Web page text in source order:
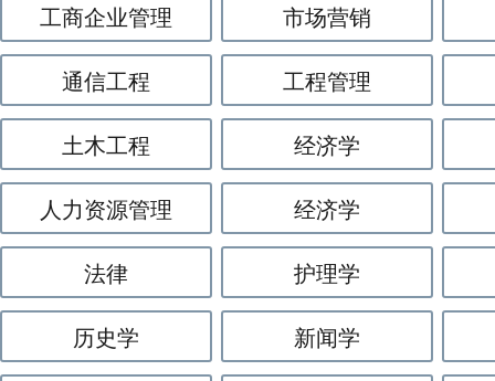
工商企业管理 市场营销
通信工程 工程管理
土木工程 经济学
人力资源管理 经济学
法律 护理学
历史学 新闻学